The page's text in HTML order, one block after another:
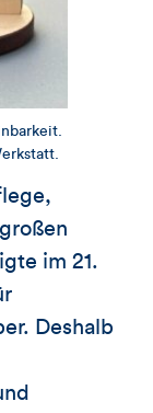
im 21.
Deshalb